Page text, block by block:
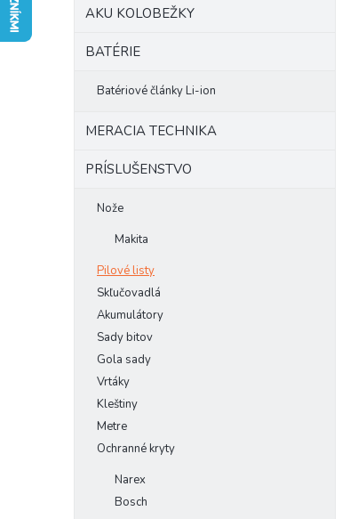
AKU KOLOBEŽKY
BATÉRIE
Batériové články Li-ion
MERACIA TECHNIKA
PRÍSLUŠENSTVO
Nože
Makita
Pilové listy
Skľučovadlá
Akumulátory
Sady bitov
Gola sady
Vrtáky
Kleštiny
Metre
Ochranné kryty
Narex
Bosch